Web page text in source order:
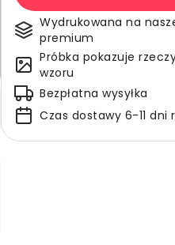
Wydrukowana na
premium
Próbka pokazuje
wzoru
Bezpłatna wysyłka
Czas dostawy 6-11 dni